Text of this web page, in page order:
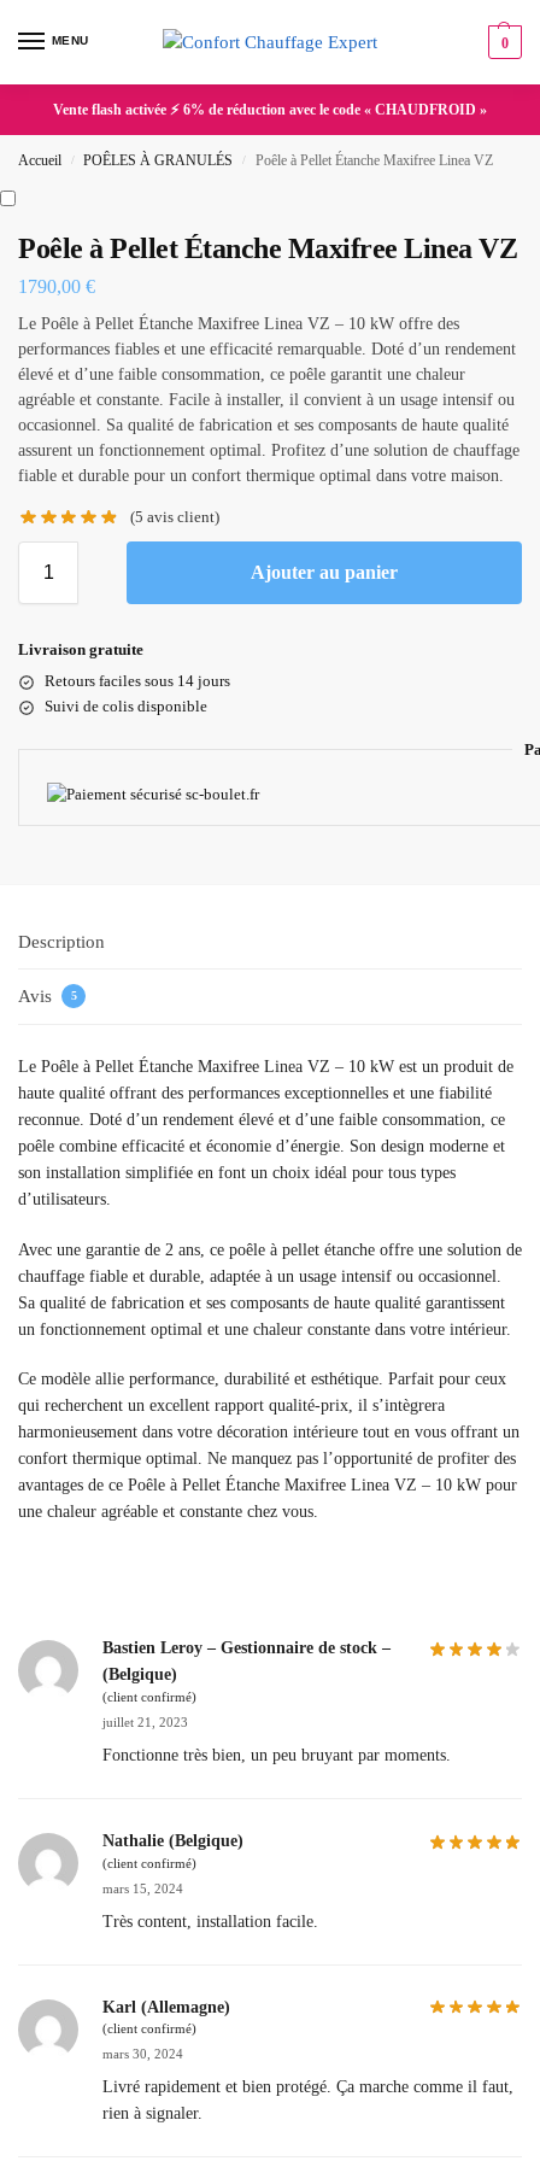
MENU 0
Vente flash activée ⚡ 6% de réduction avec le code « CHAUDFROID »
Accueil / POÊLES À GRANULÉS / Poêle à Pellet Étanche Maxifree Linea VZ
Poêle à Pellet Étanche Maxifree Linea VZ
1790,00 €
Le Poêle à Pellet Étanche Maxifree Linea VZ – 10 kW offre des
performances fiables et une efficacité remarquable. Doté d’un rendement
élevé et d’une faible consommation, ce poêle garantit une chaleur
agréable et constante. Facile à installer, il convient à un usage intensif ou
occasionnel. Sa qualité de fabrication et ses composants de haute qualité
assurent un fonctionnement optimal. Profitez d’une solution de chauffage
fiable et durable pour un confort thermique optimal dans votre maison.
(5 avis client)
Ajouter au panier
Livraison gratuite
Retours faciles sous 14 jours
Suivi de colis disponible
Description
Avis 5
Le Poêle à Pellet Étanche Maxifree Linea VZ – 10 kW est un produit de
haute qualité offrant des performances exceptionnelles et une fiabilité
reconnue. Doté d’un rendement élevé et d’une faible consommation, ce
poêle combine efficacité et économie d’énergie. Son design moderne et
son installation simplifiée en font un choix idéal pour tous types
d’utilisateurs.
Avec une garantie de 2 ans, ce poêle à pellet étanche offre une solution de
chauffage fiable et durable, adaptée à un usage intensif ou occasionnel.
Sa qualité de fabrication et ses composants de haute qualité garantissent
un fonctionnement optimal et une chaleur constante dans votre intérieur.
Ce modèle allie performance, durabilité et esthétique. Parfait pour ceux
qui recherchent un excellent rapport qualité-prix, il s’intègrera
harmonieusement dans votre décoration intérieure tout en vous offrant un
confort thermique optimal. Ne manquez pas l’opportunité de profiter des
avantages de ce Poêle à Pellet Étanche Maxifree Linea VZ – 10 kW pour
une chaleur agréable et constante chez vous.
Bastien Leroy – Gestionnaire de stock –
(Belgique)
(client confirmé)
juillet 21, 2023
Fonctionne très bien, un peu bruyant par moments.
Nathalie (Belgique)
(client confirmé)
mars 15, 2024
Très content, installation facile.
Karl (Allemagne)
(client confirmé)
mars 30, 2024
Livré rapidement et bien protégé. Ça marche comme il faut,
rien à signaler.